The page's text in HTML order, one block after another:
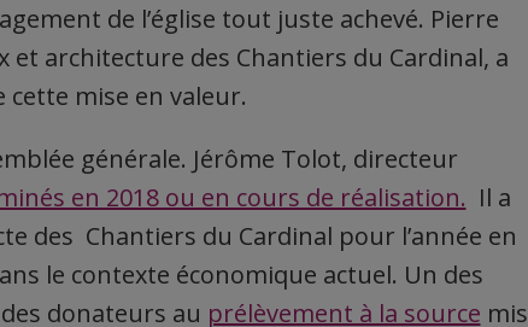
de l’église tout juste achevé. Pierre
et architecture des Chantiers du Cardinal, a
mise en valeur.
générale. Jérôme Tolot, directeur
en 2018 ou en cours de réalisation. Il a
des Chantiers du Cardinal pour l’année en
le contexte économique actuel. Un des
donateurs au prélèvement à la source mis